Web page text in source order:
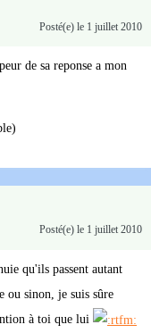
Posté(e) le 1 juillet 2010
de sa reponse a mon
Posté(e) le 1 juillet 2010
qu'ils passent autant
ou sinon, je suis sûre
à toi que lui